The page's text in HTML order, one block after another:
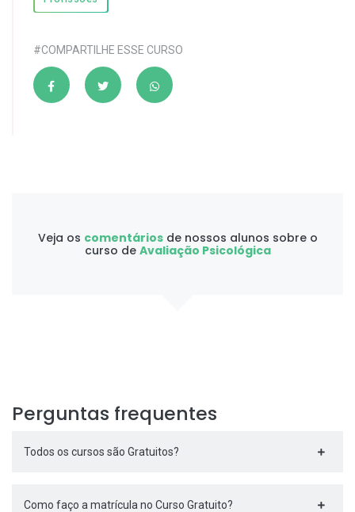
#COMPARTILHE ESSE CURSO
Veja os comentáriosde nossos alunos sobre o
curso de Avaliação Psicológica
Perguntas frequentes
Todos os cursos são Gratuitos?
Como faço a matrícula no Curso Gratuito?